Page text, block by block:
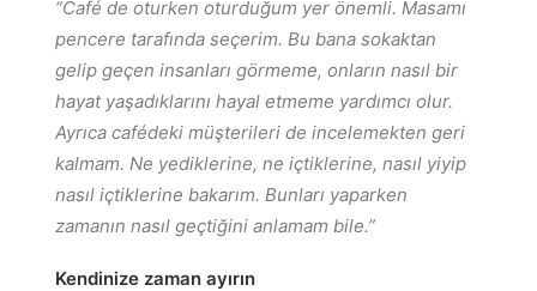
“Café de oturken oturduğum yer önemli. Masamı
pencere tarafında seçerim. Bu bana sokaktan
gelip geçen insanları görmeme, onların nasıl bir
hayat yaşadıklarını hayal etmeme yardımcı olur.
Ayrıca cafédeki müşterileri de incelemekten geri
kalmam. Ne yediklerine, ne içtiklerine, nasıl yiyip
nasıl içtiklerine bakarım. Bunları yaparken
zamanın nasıl geçtiğini anlamam bile.”
Kendinize zaman ayırın